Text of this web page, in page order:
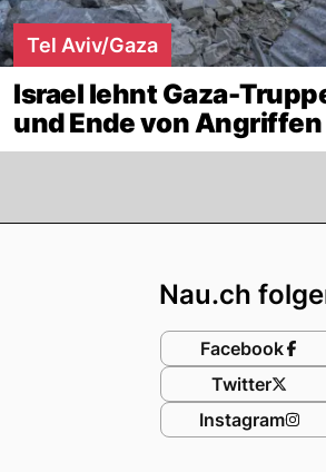
Tel Aviv/Gaza
Israel lehnt Gaza-
und Ende von Angriffen
Nau.ch
Facebook
Twitter
Instagram